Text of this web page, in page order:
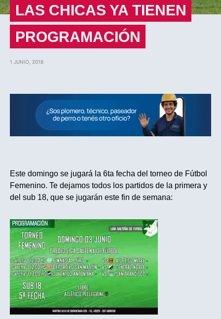
LAS CHICAS YA TIENEN
PROGRAMACIÓN
1 JUNIO, 2018
Este domingo se jugará la 6ta fecha del torneo de Fútbol
Femenino. Te dejamos todos los partidos de la primera y
del sub 18, que se jugarán este fin de semana: